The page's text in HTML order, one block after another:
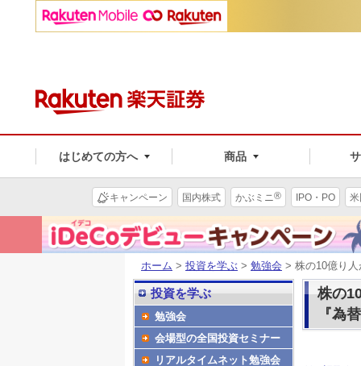
はじめての方へ 商品
キャンペーン 国内株式 かぶミニ® IPO・PO
ホーム > 投資を学ぶ > 勉強会 > 株の10億り
株の
『為
投資を学ぶ
勉強会
会場型の全国投資セミナー
リアルタイムネット勉強会